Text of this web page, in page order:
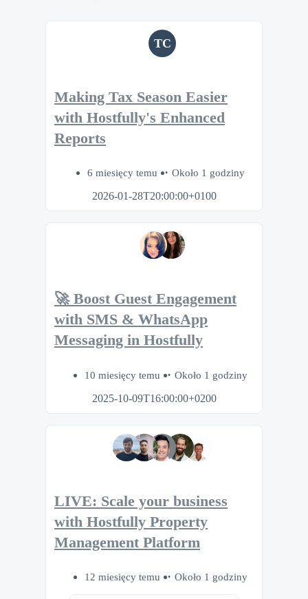
TC
Making Tax Season Easier
with Hostfully's Enhanced
Reports
6 miesięcy temu
Około 1 godziny
2026-01-28T20:00:00+0100
🚀 Boost Guest Engagement
with SMS & WhatsApp
Messaging in Hostfully
10 miesięcy temu
Około 1 godziny
2025-10-09T16:00:00+0200
LIVE: Scale your business
with Hostfully Property
Management Platform
12 miesięcy temu Około 1 godziny